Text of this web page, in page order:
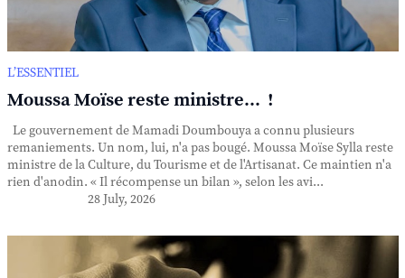
L’ESSENTIEL
Moussa Moïse reste ministre... !
Le gouvernement de Mamadi Doumbouya a connu plusieurs
remaniements. Un nom, lui, n'a pas bougé. Moussa Moïse Sylla reste
ministre de la Culture, du Tourisme et de l'Artisanat. Ce maintien n'a
rien d'anodin. « Il récompense un bilan », selon les avi...
28 July, 2026